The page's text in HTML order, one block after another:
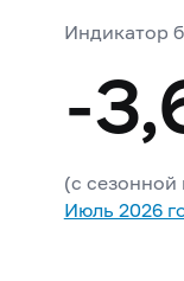
Индикатор
-
(с сезонной
Июль 2026